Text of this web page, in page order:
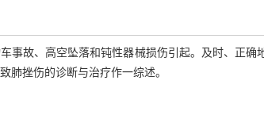
事故、高空坠落和钝性器械损伤引起。及时、正
肺挫伤的诊断与治疗作一综述。